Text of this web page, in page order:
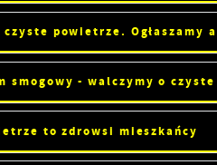
czyste powietrze. Ogłaszamy
smogowy - walczymy o
to zdrowsi mieszkańcy